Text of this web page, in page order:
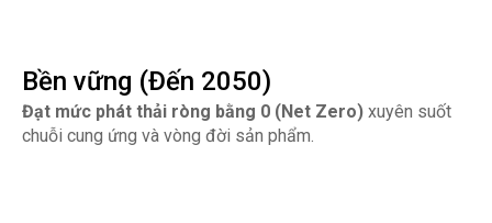
Bền vững (Đến 2050)
Đạt mức phát thải ròng bằng 0 (Net Zero) xuyên suốt
chuỗi cung ứng và vòng đời sản phẩm.